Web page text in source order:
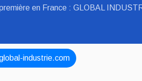
en France : GLOBAL
industrie.com